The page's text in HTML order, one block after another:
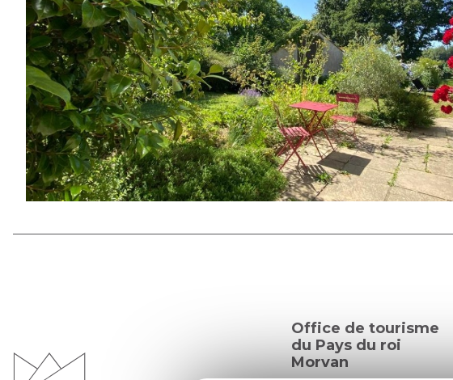
Office de tourisme
du Pays du roi
Morvan